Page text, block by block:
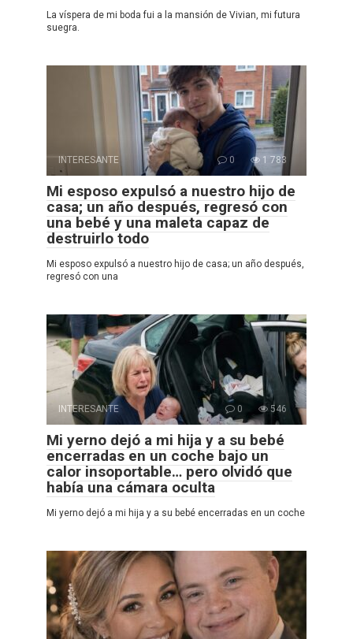
La víspera de mi boda fui a la mansión de Vivian, mi futura
suegra.
INTERESANTE 0 1 783
Mi esposo expulsó a nuestro hijo de
casa; un año después, regresó con
una bebé y una maleta capaz de
destruirlo todo
Mi esposo expulsó a nuestro hijo de casa; un año después,
regresó con una
INTERESANTE 0 546
Mi yerno dejó a mi hija y a su bebé
encerradas en un coche bajo un
calor insoportable… pero olvidó que
había una cámara oculta
Mi yerno dejó a mi hija y a su bebé encerradas en un coche